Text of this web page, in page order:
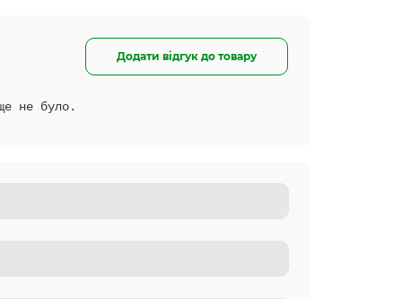
Додати відгук до товару
не було.